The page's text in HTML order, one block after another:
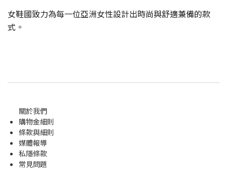
女鞋國致力為每一位亞洲女性設計出時尚與舒適兼備的款
式 。
關於我們
購物金細則
條款與細則
媒體報導
私隱條款
常見問題